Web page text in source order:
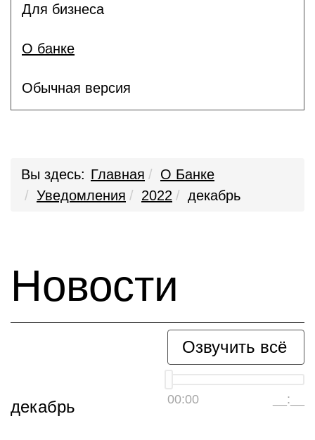
Для бизнеса
О банке
Обычная версия
Вы здесь: Главная
О Банке
Уведомления
2022 декабрь
Новости
Озвучить всё
00:00 __:__
декабрь